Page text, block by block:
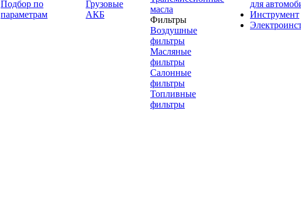
Подбор по
параметрам
Грузовые
АКБ
масла
Фильтры
Воздушные
фильтры
Масляные
фильтры
Салонные
фильтры
Топливные
фильтры
для
Инструмент